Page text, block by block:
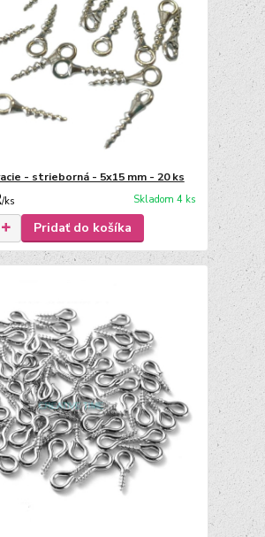
- strieborná - 5x15 mm - 20 ks
/ks Skladom 4 ks
Pridať do košíka